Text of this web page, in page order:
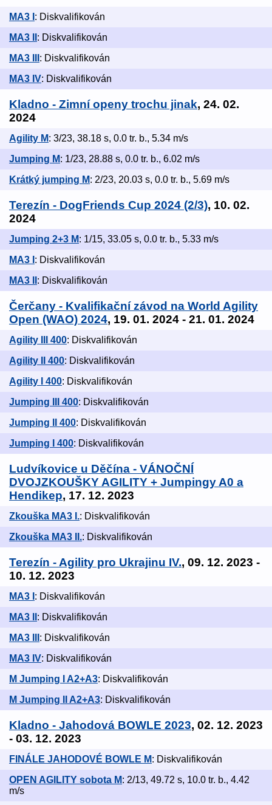
MA3 I : Diskvalifikován
MA3 II : Diskvalifikován
MA3 III : Diskvalifikován
MA3 IV: Diskvalifikován
Kladno - Zimní openy trochu jinak, 24. 02.
2024
Agility M: 3/23, 38.18 s, 0.0 tr. b., 5.34 m/s
Jumping M: 1/23, 28.88 s, 0.0 tr. b., 6.02 m/s
Krátký jumping M: 2/23, 20.03 s, 0.0 tr. b., 5.69 m/s
Terezín - DogFriends Cup 2024 (2/3), 10. 02.
2024
Jumping 2+3 M: 1/15, 33.05 s, 0.0 tr. b., 5.33 m/s
MA3 I : Diskvalifikován
MA3 II : Diskvalifikován
Čerčany - Kvalifikační závod na World Agility
Open (WAO) 2024, 19. 01. 2024 - 21. 01. 2024
Agility III 400: Diskvalifikován
Agility II 400: Diskvalifikován
Agility I 400: Diskvalifikován
Jumping III 400: Diskvalifikován
Jumping II 400: Diskvalifikován
Jumping I 400: Diskvalifikován
Ludvíkovice u Děčína - VÁNOČNÍ
DVOJZKOUŠKY AGILITY + Jumpingy A0 a
Hendikep, 17. 12. 2023
Zkouška MA3 I.: Diskvalifikován
Zkouška MA3 II.: Diskvalifikován
Terezín - Agility pro Ukrajinu IV., 09. 12. 2023 -
10. 12. 2023
MA3 I : Diskvalifikován
MA3 II : Diskvalifikován
MA3 III : Diskvalifikován
MA3 IV: Diskvalifikován
M Jumping I A2+A3: Diskvalifikován
M Jumping II A2+A3: Diskvalifikován
Kladno - Jahodová BOWLE 2023, 02. 12. 2023
- 03. 12. 2023
FINÁLE JAHODOVÉ BOWLE M: Diskvalifikován
OPEN AGILITY sobota M: 2/13, 49.72 s, 10.0 tr. b., 4.42
m/s